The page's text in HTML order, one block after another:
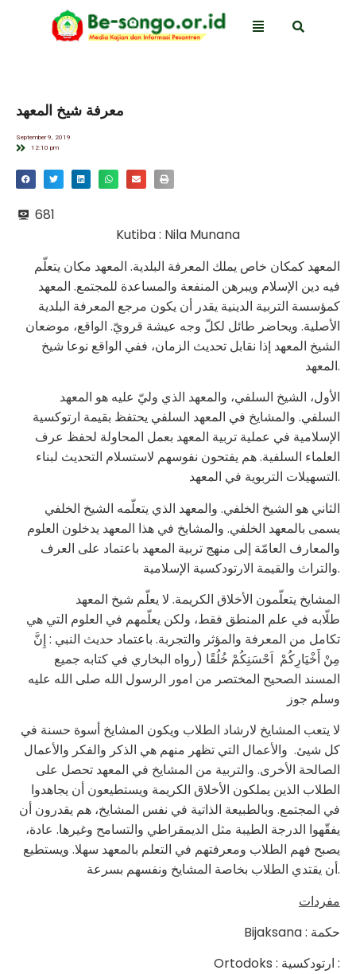
معرفة شيخ المعهد
September 9, 2019
12:10 pm
681
Kutiba : Nila Munana
المعهد كمكان خاص يملك المعرفة البلدية. المعهد مكان يتعلّم
فيه دين الإسلام ويبرهن المنفعة والمساعدة للمجتمع. المعهد
كمؤسسة التربية الدينية يقدر أن يكون مرجع المعرفة البلدية
الأصلية. ويحاضر طائل لكلّ وجه عيشة قرويّ. الواقع، موضعان
الشيخ المعهد إذا نقابل تحديث الزمان، ففي الواقع نوعا شيخ
المعهد.
الأول، الشيخ السلفي، والمعهد الذي وليّ عليه هو المعهد
السلفي. والمشايخ في المعهد السلفي يحتفظ بقيمة ارتوكسية
الإسلامية في عملية تربية المعهد بعمل المحاولة لحفظ عرف
العلماء السلفية. هم يفتحون نفوسهم لاستسلام التحديث لبناء
التسهيلات التربوية في المعهد.
الثاني هو الشيخ الخلفي. والمعهد الذي يتعلّمه الشيخ الخلفي
يسمى بالمعهد الخلفي. والمشايخ في هذا المعهد يدخلون العلوم
والمعارف العامّة إلى منهج تربية المعهد باعتماد على العرف
والتراث والقيمة الارتودكسية الإسلامية.
طلّابه في علم المنطق فقط، ولكن يعلّمهم في العلوم التي هي
تكامل من المعرفة والمؤثر والتجربة. باعتماد حديث النبي : إِنَّ
مِنْ أَخْيَارِكُمْ اَحْسَنِكُمْ خُلُقًا (رواه البخاري في كتابه جميع
المسند الصحيح المختصر من امور الرسول الله صلى الله عليه
وسلم جوز
لا يتعب المشايخ لارشاد الطلاب ويكون المشايخ أسوة حسنة في
كل شيئ. والأعمال التي تظهر منهم هي الذكر والفكر والأعمال
الصالحة الأخرى. والتربية من المشايخ في المعهد تحصل على
الطلاب الذين يملكون الأخلاق الكريمة ويستطيعون أن يجاهدوا
في المجتمع. وبالطبيعة الذاتية في نفس المشايخ، هم يقدرون أن
يفقّهوا الدرجة الطيبة مثل الديمقراطي والتسامح وغيرها. عادة،
يصبح فهم الطلاب ومعرفتهم في التعلم بالمعهد سهلا. ويستطيع
أن يقتدي الطلاب بخاصة المشايخ ونفسهم بسرعة.
مفردات
Bijaksana : حكمة
Ortodoks : ارتودكسية :